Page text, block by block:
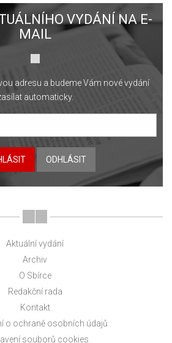
VYDÁNÍ NA E-
MAIL
adresu a budeme Vám nové vydání
automaticky.
ODHLÁSIT
Aktuální vydání
Archiv
O Sbírce
Redakční rada
Kontakt
o ochraně osobních údajů
souborů cookies